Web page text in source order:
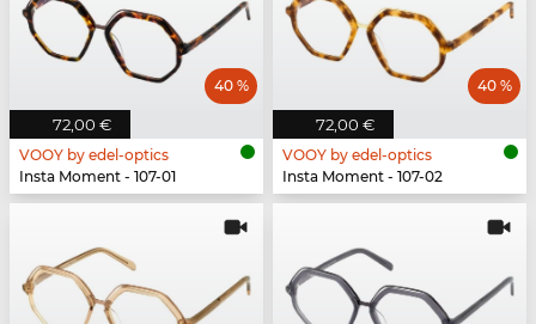
72,00 €
40 %
VOOY by edel-optics
Insta Moment - 107-01
72,00 €
40 %
VOOY by edel-optics
Insta Moment - 107-02